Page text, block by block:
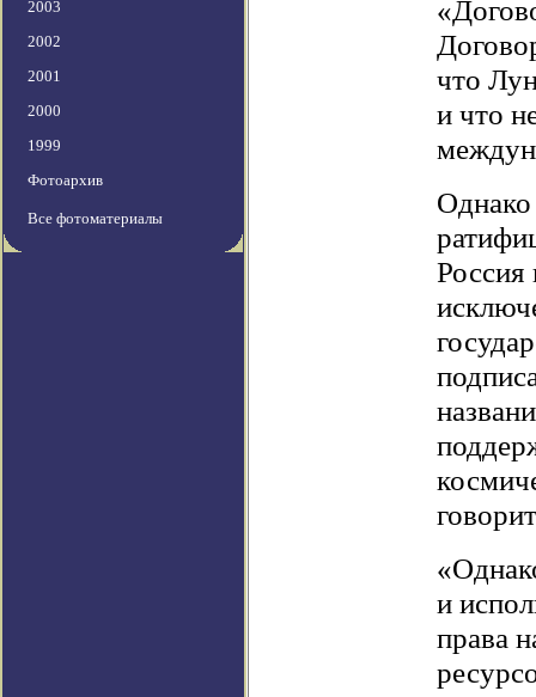
2003
2002
2001
2000
1999
Фотоархив
Все фотоматериалы
что
и что
Однако
Россия
и
права